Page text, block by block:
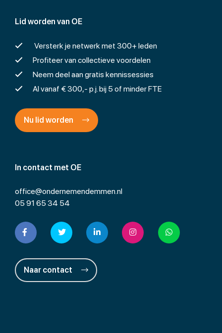
In contact met OE
office@ondernemendemmen.nl
05 91 65 34 54
Naar contact
Lid worden van OE
Versterk je netwerk met 300+ leden
Profiteer van collectieve voordelen
Neem deel aan gratis kennissessies
Al vanaf € 300,- p.j. bij 5 of minder FTE
Nu lid worden